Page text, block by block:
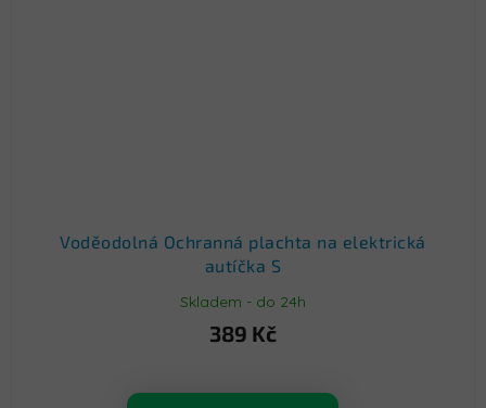
Voděodolná Ochranná plachta na elektrická
autíčka S
Skladem - do 24h
389 Kč